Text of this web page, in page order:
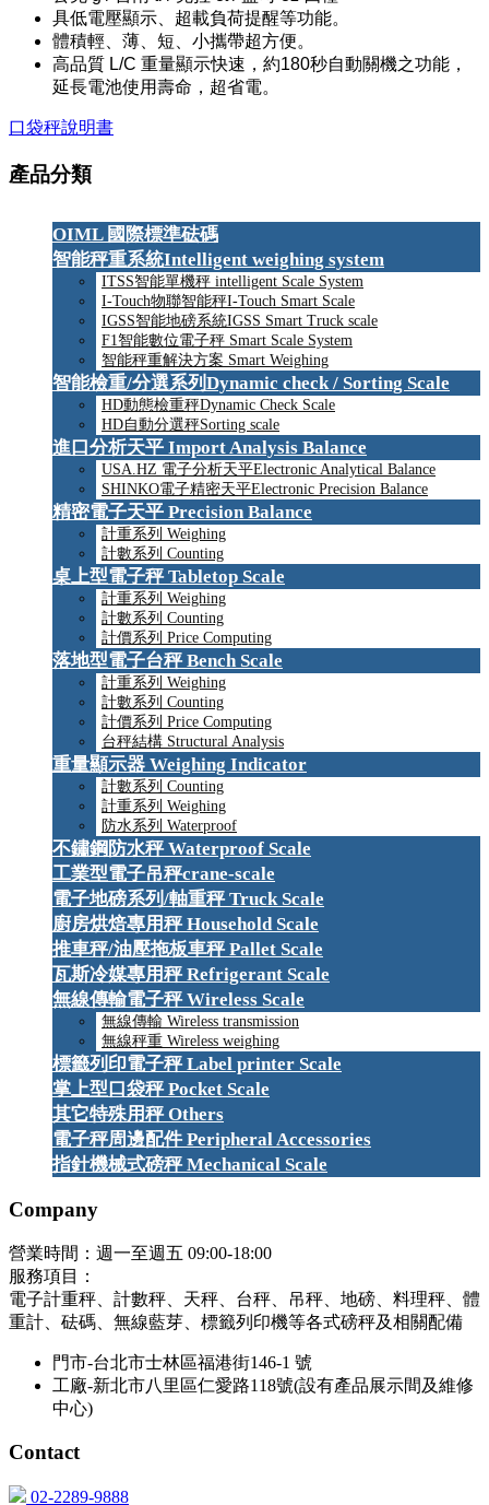
具低電壓顯示、超載負荷提醒等功能。
體積輕、薄、短、小攜帶超方便。
高品質 L/C 重量顯示快速，約180秒自動關機之功能，
延長電池使用壽命，超省電。
口袋秤說明書
產品分類
OIML 國際標準砝碼
智能秤重系統Intelligent weighing system
ITSS智能單機秤 intelligent Scale System
I-Touch物聯智能秤I-Touch Smart Scale
IGSS智能地磅系統IGSS Smart Truck scale
F1智能數位電子秤 Smart Scale System
智能秤重解決方案 Smart Weighing
智能檢重/分選系列Dynamic check / Sorting Scale
HD動態檢重秤Dynamic Check Scale
HD自動分選秤Sorting scale
進口分析天平 Import Analysis Balance
USA.HZ 電子分析天平Electronic Analytical Balance
SHINKO電子精密天平Electronic Precision Balance
精密電子天平 Precision Balance
計重系列 Weighing
計數系列 Counting
桌上型電子秤 Tabletop Scale
計重系列 Weighing
計數系列 Counting
計價系列 Price Computing
落地型電子台秤 Bench Scale
計重系列 Weighing
計數系列 Counting
計價系列 Price Computing
台秤結構 Structural Analysis
重量顯示器 Weighing Indicator
計數系列 Counting
計重系列 Weighing
防水系列 Waterproof
不鏽鋼防水秤 Waterproof Scale
工業型電子吊秤crane-scale
電子地磅系列/軸重秤 Truck Scale
廚房烘焙專用秤 Household Scale
推車秤/油壓拖板車秤 Pallet Scale
瓦斯冷媒專用秤 Refrigerant Scale
無線傳輸電子秤 Wireless Scale
無線傳輸 Wireless transmission
無線秤重 Wireless weighing
標籤列印電子秤 Label printer Scale
掌上型口袋秤 Pocket Scale
其它特殊用秤 Others
電子秤周邊配件 Peripheral Accessories
指針機械式磅秤 Mechanical Scale
Company
營業時間：週一至週五 09:00-18:00
服務項目：
電子計重秤、計數秤、天秤、台秤、吊秤、地磅、料理秤、體
重計、砝碼、無線藍芽、標籤列印機等各式磅秤及相關配備
門市-台北市士林區福港街146-1 號
工廠-新北市八里區仁愛路118號(設有產品展示間及維修
中心)
Contact
02-2289-9888